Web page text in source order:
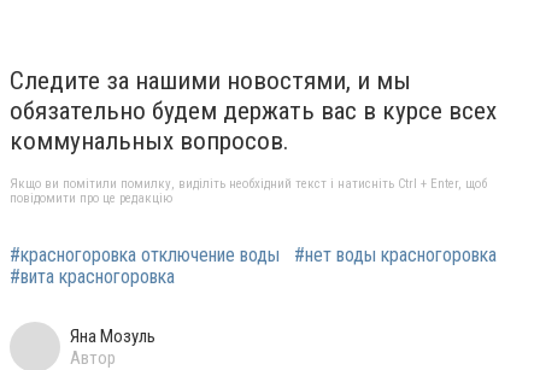
Следите за нашими новостями, и мы
обязательно будем держать вас в курсе всех
коммунальных вопросов.
Якщо ви помітили помилку, виділіть необхідний текст і натисніть Ctrl + Enter, щоб
повідомити про це редакцію
#красногоровка отключение воды
#нет воды красногоровка
#вита красногоровка
Яна Мозуль
Автор